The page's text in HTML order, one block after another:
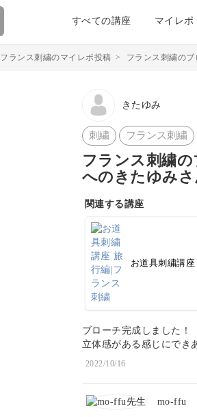
すべての講座 マイレポ
フランス刺繍のマイレポ投稿 > フランス刺繍のブ
きたゆみ
刺繍 フランス刺繍
フランス刺繍
へのきたゆみ
関連する講座
お道具刺繍講
ブローチ完成しました！
立体感がある感じにでき
2022/10/16
mo-ffu